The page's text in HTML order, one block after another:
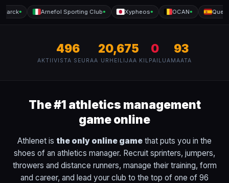
● Arnefol Sporting Club● Xypheos● OCAN●
496
AKTIIVISTA SEURAA
20,675
URHEILIJAA
0
KILPAILUA
93
MAATA
The #1 athletics management
game online
Athlenet is the only online game that puts you in the
shoes of an athletics manager. Recruit sprinters, jumpers,
throwers and distance runners, manage their training, form
and career, and lead your club to the top of one of 96